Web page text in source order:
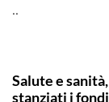
..
Salute e
stanziati i